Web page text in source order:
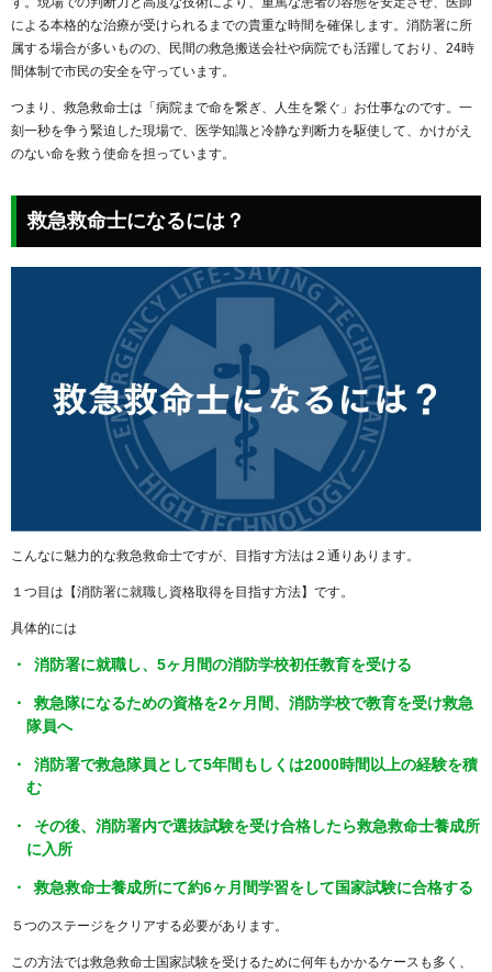
による本格的な治療が受けられるまでの貴重な時間を確保します。消防署に所
属する場合が多いものの、民間の救急搬送会社や病院でも活躍しており、24時
間体制で市民の安全を守っています。
つまり、救急救命士は「病院まで命を繋ぎ、人生を繋ぐ」お仕事なのです。一
刻一秒を争う緊迫した現場で、医学知識と冷静な判断力を駆使して、かけがえ
のない命を救う使命を担っています。
救急救命士になるには？
こんなに魅力的な救急救命士ですが、目指す方法は２通りあります。
１つ目は【消防署に就職し資格取得を目指す方法】です。
具体的には
消防署に就職し、5ヶ月間の消防学校初任教育を受ける
救急隊になるための資格を2ヶ月間、消防学校で教育を受け救急
隊員へ
消防署で救急隊員として5年間もしくは2000時間以上の経験を積
む
その後、消防署内で選抜試験を受け合格したら救急救命士養成所
に入所
救急救命士養成所にて約6ヶ月間学習をして国家試験に合格する
５つのステージをクリアする必要があります。
この方法では救急救命士国家試験を受けるために何年もかかるケースも多く、